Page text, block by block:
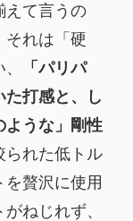
えて言うの
それは「硬
「パリパ
た打感と、し
ような」剛性
られた低トル
贅沢に使用
ねじれず、